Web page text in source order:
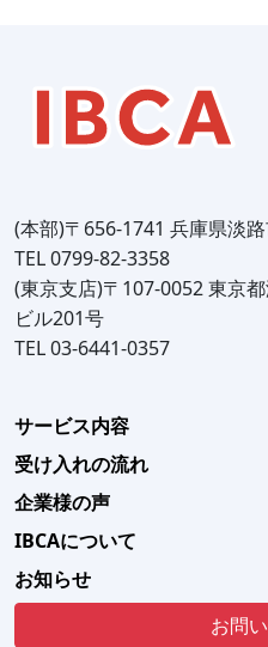
(本部)〒656-1741 兵庫県淡
TEL 0799-82-3358
(東京支店)〒107-0052 東京
ビル201号
TEL 03-6441-0357
サービス内容
受け入れの流れ
企業様の声
IBCAについて
お知らせ
お問